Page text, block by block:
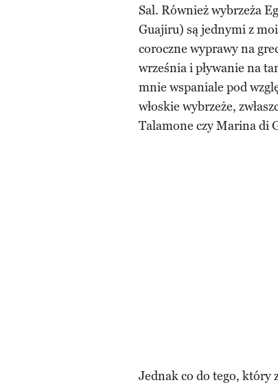
Sal. Również wybrzeża
Guajiru) są jednymi z
coroczne wyprawy na
września i pływanie na
mnie wspaniale pod
włoskie wybrzeże,
Talamone czy Marina di
Jednak co do tego, który